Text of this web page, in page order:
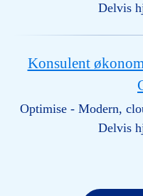
Delvis
Konsulent
Optimise - Modern,
Delvis